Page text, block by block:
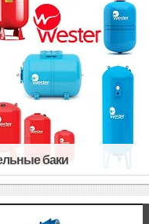
баки